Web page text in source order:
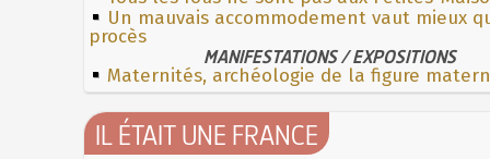
Un mauvais accommodement vaut mieux
procès
MANIFESTATIONS / EXPOSITIONS
Maternités, archéologie de la figure
IL ÉTAIT UNE FRANCE